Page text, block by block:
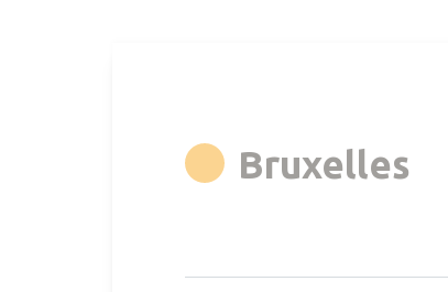
Bruxelles